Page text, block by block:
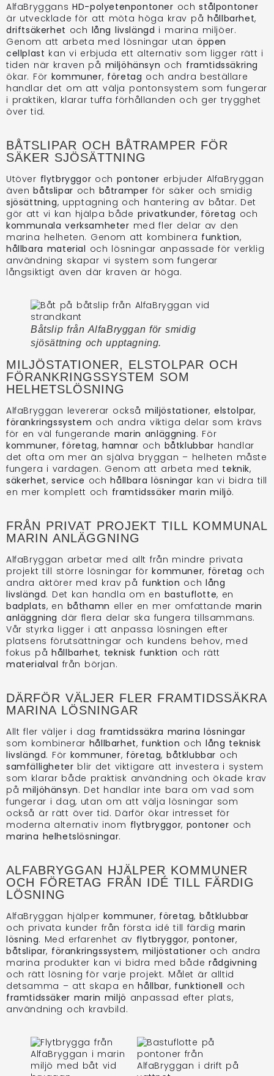
AlfaBryggansHD-polyetenpontoner ochstålpontoner
är utvecklade för att möta höga krav påhållbarhet,
driftsäkerhet och lång livslängd i marina miljöer.
Genom att arbeta med lösningar utanöppen
cellplast kan vi erbjuda ett alternativ som ligger rätt i
tiden när kraven på miljöhänsyn och framtidssäkring
ökar. För kommuner, företag och andra beställare
handlar det om att välja pontonsystem som fungerar
i praktiken, klarar tuffa förhållanden och ger trygghet
över tid.
BÅTSLIPAR OCH BÅTRAMPER FÖR
SÄKER SJÖSÄTTNING
Utöver flytbryggor ochpontoner erbjuder AlfaBryggan
ävenbåtslipar och båtramper för säker och smidig
sjösättning, upptagning och hantering av båtar. Det
gör att vi kan hjälpa både privatkunder, företag och
kommunala verksamheter med fler delar av den
marina helheten. Genom att kombinera funktion,
hållbara material och lösningar anpassade för verklig
användning skapar vi system som fungerar
långsiktigt även där kraven är höga.
Båtslip från AlfaBryggan för smidig
sjösättning och upptagning.
MILJÖSTATIONER, ELSTOLPAR OCH
FÖRANKRINGSSYSTEM SOM
HELHETSLÖSNING
AlfaBryggan levererar också miljöstationer,elstolpar,
förankringssystem och andra viktiga delar som krävs
för en väl fungerande marin anläggning. För
kommuner, företag,hamnar och båtklubbar handlar
det ofta om mer än själva bryggan – helheten måste
fungera i vardagen. Genom att arbeta med teknik,
säkerhet,service ochhållbara lösningar kan vi bidra till
en mer komplett och framtidssäker marin miljö.
FRÅN PRIVAT PROJEKT TILL KOMMUNAL
MARIN ANLÄGGNING
AlfaBryggan arbetar med allt från mindre privata
projekt till större lösningar förkommuner, företag och
andra aktörer med krav på funktion ochlång
livslängd. Det kan handla om en bastuflotte, en
badplats, en båthamn eller en mer omfattande marin
anläggning där flera delar ska fungera tillsammans.
Vår styrka ligger i att anpassa lösningen efter
platsens förutsättningar och kundens behov, med
fokus påhållbarhet, teknisk funktion och rätt
materialval från början.
DÄRFÖR VÄLJER FLER FRAMTIDSSÄKRA
MARINA LÖSNINGAR
Allt fler väljer i dag framtidssäkra marina lösningar
som kombinerar hållbarhet, funktion ochlång teknisk
livslängd. För kommuner, företag,båtklubbar och
samfälligheter blir det viktigare att investera i system
som klarar både praktisk användning och ökade krav
påmiljöhänsyn. Det handlar inte bara om vad som
fungerar i dag, utan om att välja lösningar som
också är rätt över tid. Därför ökar intresset för
moderna alternativ inom flytbryggor, pontoner och
marina helhetslösningar.
ALFABRYGGAN HJÄLPER KOMMUNER
OCH FÖRETAG FRÅN IDÉ TILL FÄRDIG
LÖSNING
AlfaBryggan hjälper kommuner, företag,båtklubbar
och privata kunder från första idé till färdigmarin
lösning. Med erfarenhet av flytbryggor,pontoner,
båtslipar, förankringssystem, miljöstationer och andra
marina produkter kan vi bidra med båderådgivning
och rätt lösning för varje projekt. Målet är alltid
detsamma – att skapa enhållbar, funktionell och
framtidssäker marin miljö anpassad efter plats,
användning och kravbild.